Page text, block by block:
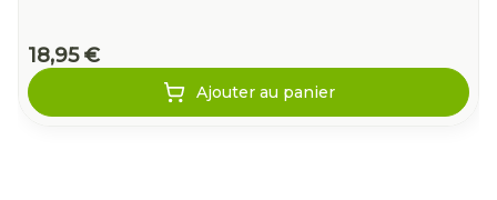
18,95 €
Ajouter au panier